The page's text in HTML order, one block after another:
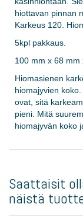
hiottavan pinnan
Karkeus 120.
5kpl pakkaus.
100 mm x 68 mm
Hiomasienen
hiomajyvien
ovat, sitä
pieni. Mitä
hiomajyvän koko
Saattaisit
näistä